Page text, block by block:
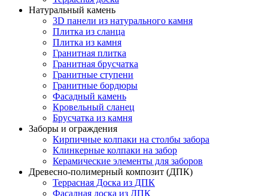
Натуральный камень
3D панели из натурального камня
Плитка из сланца
Плитка из камня
Гранитная плитка
Гранитная брусчатка
Гранитные ступени
Гранитные бордюры
Фасадный камень
Кровельный сланец
Брусчатка из камня
Заборы и ограждения
Кирпичные колпаки на столбы забора
Клинкерные колпаки на забор
Керамические элементы для заборов
Древесно-полимерный композит (ДПК)
Террасная Доска из ДПК
Фасадная доска из ДПК